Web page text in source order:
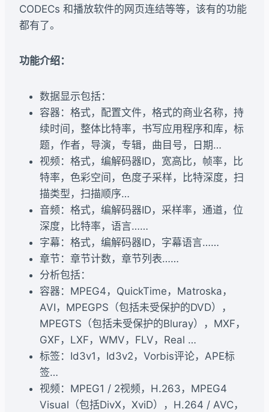
CODECs 和播放软件的网页连结等等，该有的功能
都有了。
功能介绍：
数据显示包括：
容器：格式，配置文件，格式的商业名称，持
续时间，整体比特率，书写应用程序和库，标
题，作者，导演，专辑，曲目号，日期…
视频：格式，编解码器ID，宽高比，帧率，比
特率，色彩空间，色度子采样，比特深度，扫
描类型，扫描顺序…
音频：格式，编解码器ID，采样率，通道，位
深度，比特率，语言……
字幕：格式，编解码器ID，字幕语言……
章节：章节计数，章节列表……
分析包括：
容器：MPEG4，QuickTime，Matroska，
AVI，MPEGPS（包括未受保护的DVD），
MPEGTS（包括未受保护的Bluray），MXF，
GXF，LXF，WMV，FLV，Real …
标签：Id3v1，Id3v2，Vorbis评论，APE标
签…
视频：MPEG1 / 2视频，H.263，MPEG4
Visual（包括DivX，XviD），H.264 / AVC，